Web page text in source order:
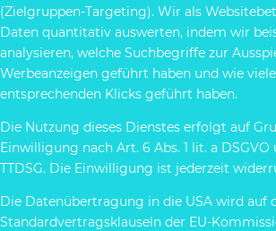
(Zielgruppen-Targeting). Wir als
Daten quantitativ auswerten, indem wir
analysieren, welche Suchbegriffe zur
Werbeanzeigen geführt haben und wie
entsprechenden Klicks geführt haben.
Die Nutzung dieses Dienstes erfolgt auf
Einwilligung nach Art. 6 Abs. 1 lit. a DSGVO
TTDSG. Die Einwilligung ist jederzeit
Die Datenübertragung in die USA wird auf
Standardvertragsklauseln der EU-